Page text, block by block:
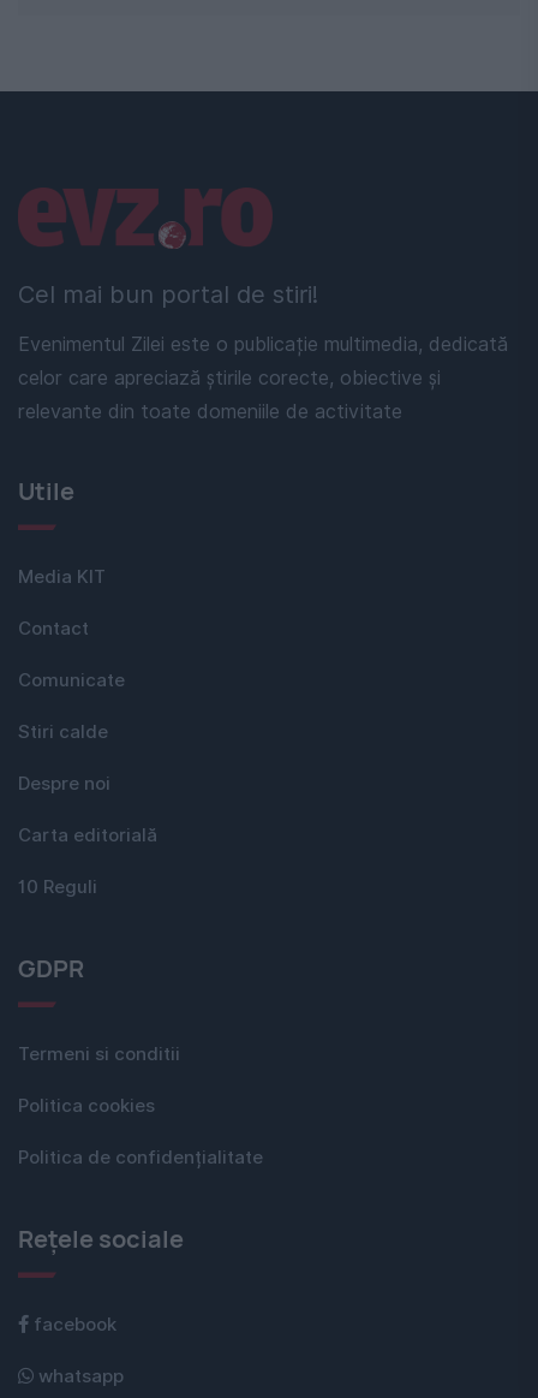
Cel mai bun portal de stiri!
Evenimentul Zilei este o publicație multimedia, dedicată
celor care apreciază știrile corecte, obiective și
relevante din toate domeniile de activitate
Linkuri utile
Utile
Media KIT
Contact
Comunicate
Stiri calde
Despre noi
Carta editorială
10 Reguli
GDPR
Termeni si conditii
Politica cookies
Politica de confidențialitate
Rețele sociale
facebook
whatsapp